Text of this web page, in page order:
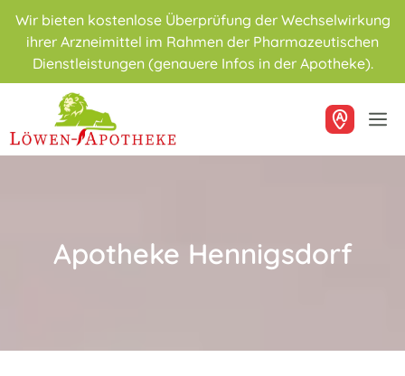
Zum
Inhalt
springen
Wir bieten kostenlose Überprüfung der Wechselwirkung
ihrer Arzneimittel im Rahmen der Pharmazeutischen
Dienstleistungen (genauere Infos in der Apotheke).
Apotheke Hennigsdorf